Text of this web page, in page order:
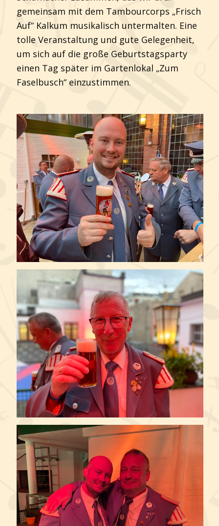
gemeinsam mit dem Tambourcorps „Frisch
Auf“ Kalkum musikalisch untermalten. Eine
tolle Veranstaltung und gute Gelegenheit,
um sich auf die große Geburtstagsparty
einen Tag später im Gartenlokal „Zum
Faselbusch“ einzustimmen.